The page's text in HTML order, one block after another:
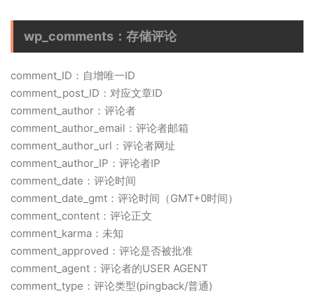
wp_comments：存储评论
comment_ID：自增唯一ID
comment_post_ID：对应文章ID
comment_author：评论者
comment_author_email：评论者邮箱
comment_author_url：评论者网址
comment_author_IP：评论者IP
comment_date：评论时间
comment_date_gmt：评论时间（GMT+0时间）
comment_content：评论正文
comment_karma：未知
comment_approved：评论是否被批准
comment_agent：评论者的USER AGENT
comment_type：评论类型(pingback/普通)